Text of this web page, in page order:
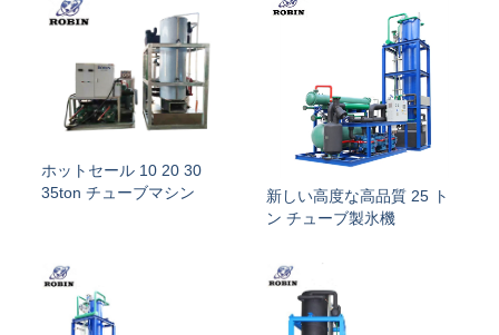
ホットセール 10 20 30
35ton チューブマシン
新しい高度な高品質 25 ト
ン チューブ製氷機